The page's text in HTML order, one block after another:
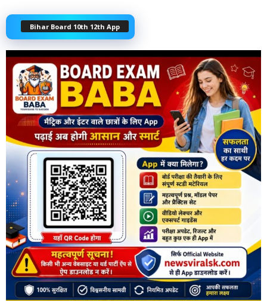
Bihar Board 10th 12th App